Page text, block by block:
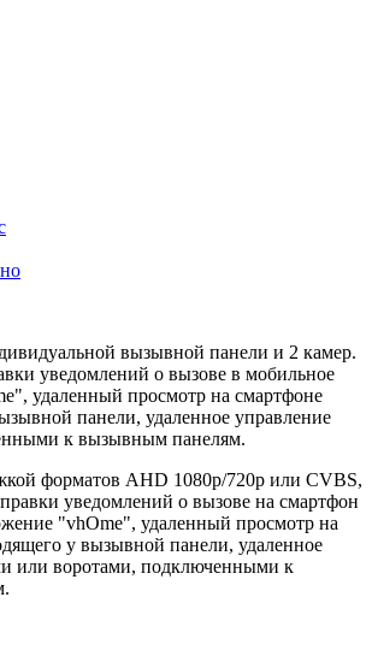
вызывной панели и 2 камер.
уведомлений о вызове в мобильное
удаленный просмотр на смартфоне
панели, удаленное управление
к вызывным панелям.
форматов AHD 1080р/720p или CVBS,
уведомлений о вызове на смартфон
"vhOme", удаленный просмотр на
у вызывной панели, удаленное
или воротами, подключенными к